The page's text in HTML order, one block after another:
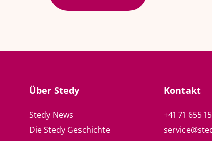
Über Stedy
Stedy News
Die Stedy Geschichte
Kontakt
+41 71 655